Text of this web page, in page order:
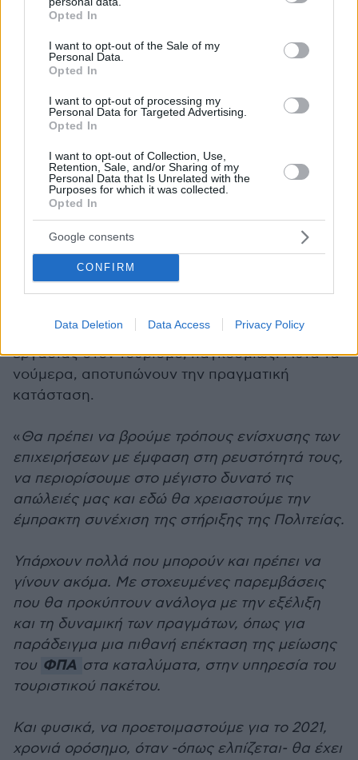
grant or deny consent to Google and its third-party tags to
use your data for below specified purposes in below Google
consent section.
Opted In
I want to opt-out of the Sale of my
Personal Data.
Opted In
I want to opt-out of processing my
Personal Data for Targeted Advertising.
Opted In
I want to opt-out of Collection, Use,
Retention, Sale, and/or Sharing of my
Personal Data that Is Unrelated with the
Purposes for which it was collected.
Opted In
Google consents
CONFIRM
Data Deletion Data Access Privacy Policy
συνεισφέρουν το 50% των εσόδων του
εισερχόμενου τουρισμού, οι τελευταίες
εκτιμήσεις του ΔΝΤ για τη μεταβολή του ΑΕΠ
Λόγω του πλήγματος της πανδημίας στην
στην τουριστική οικονομία είναι ακόμα
μεγαλύτερες:
Παγκόσμιος Οργανισμός Τουρισμού
εκτιμά
ότι το 2020, και ανάλογα με το πως και πότε θα
ανοίξουν ξανά τα σύνορα, η μείωση εσόδων
θα κυμανθεί από -62% ή - 910 δισ. δολάρια,
θα τεθούν σε κίνδυνο 100 έως 120 εκατ. θέσεις
εργασίας στον τουρισμό, παγκοσμίως. Αυτά τα
νούμερα, αποτυπώνουν την πραγματική
κατάσταση.
«Θα πρέπει να βρούμε τρόπους ενίσχυσης των
επιχειρήσεων με έμφαση στη ρευστότητά τους,
να περιορίσουμε στο μέγιστο δυνατό τις
απώλειές μας και εδώ θα χρειαστούμε την
έμπρακτη συνέχιση της στήριξης της Πολιτείας.
Υπάρχουν πολλά που μπορούν και πρέπει να
γίνουν ακόμα. Με στοχευμένες παρεμβάσεις
που θα προκύπτουν ανάλογα με την εξέλιξη
και τη δυναμική των πραγμάτων, όπως για
παράδειγμα μια πιθανή επέκταση της μείωσης
του ΦΠΑ στα καταλύματα, στην υπηρεσία του
τουριστικού πακέτου.
Και φυσικά, να προετοιμαστούμε για το 2021,
χρονιά ορόσημο, όταν -όπως ελπίζεται- θα έχει